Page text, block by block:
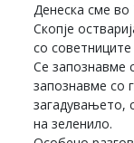
Денеска сме
Скопје
со
Се запознавме
запознавме со
загадувањето,
на зеленило.